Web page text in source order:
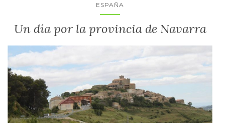
ESPAÑA
Un día por la provincia de Navarra